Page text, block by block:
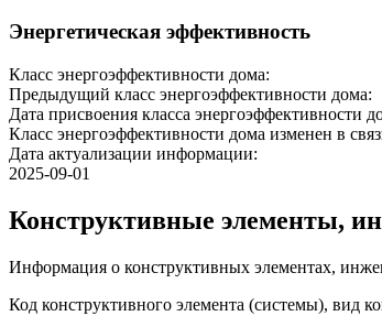
Энергетическая эффективность
Класс энергоэффективности дома:
Предыдущий класс энергоэффективности дома:
Дата присвоения класса энергоэффективности
Класс энергоэффективности дома изменен в
Дата актуализации информации:
2025-09-01
Конструктивные элементы,
Информация о конструктивных элементах,
Код конструктивного элемента (системы), вид